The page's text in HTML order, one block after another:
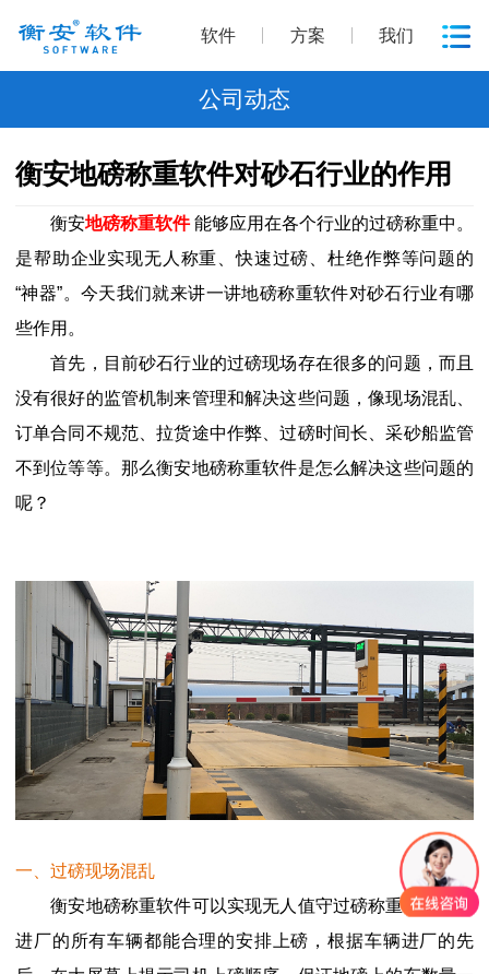
软件 方案 我们
公司动态
衡安地磅称重软件对砂石行业的作用
衡安地磅称重软件 能够应用在各个行业的过磅称重中。
是帮助企业实现无人称重、快速过磅、杜绝作弊等问题的
“神器”。今天我们就来讲一讲地磅称重软件对砂石行业有哪
些作用。
首先，目前砂石行业的过磅现场存在很多的问题，而且
没有很好的监管机制来管理和解决这些问题，像现场混乱、
订单合同不规范、拉货途中作弊、过磅时间长、采砂船监管
不到位等等。那么衡安地磅称重软件是怎么解决这些问题的
呢？
一、过磅现场混乱
衡安地磅称重软件可以实现无人值守过磅称重。系统对
进厂的所有车辆都能合理的安排上磅，根据车辆进厂的先